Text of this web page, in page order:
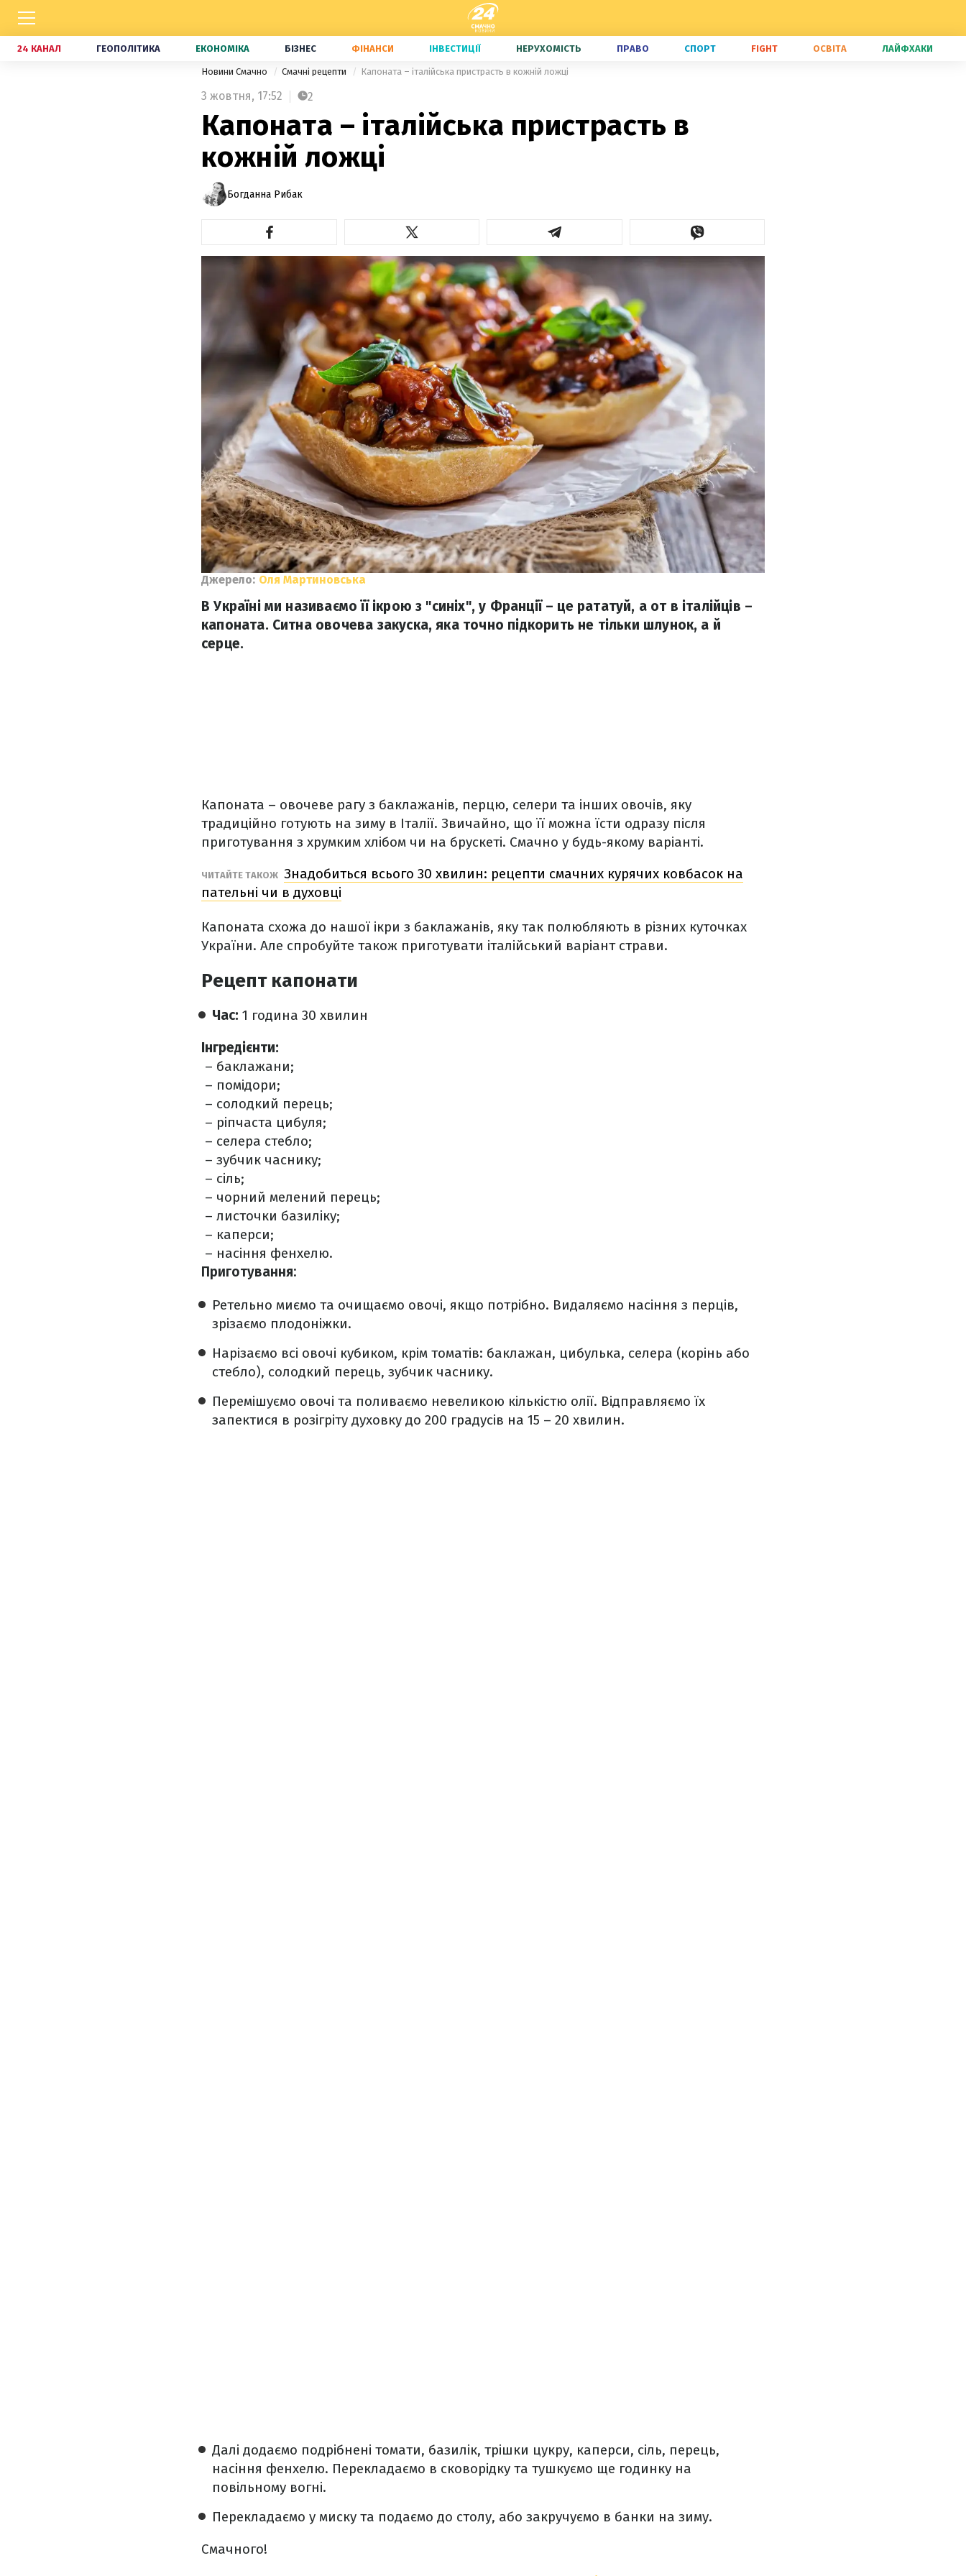
24 КАНАЛ ГЕОПОЛІТИКА ЕКОНОМІКА БІЗНЕС ФІНАНСИ ІНВЕСТИЦІЇ НЕРУХОМІСТЬ ПРАВО СПОРТ FIGHT ОСВІТА ЛАЙФХАКИ
Новини Смачно Смачні рецепти Капоната – італійська пристрасть в кожній ложці
3 жовтня, 17:52 2
Капоната – італійська пристрасть в
кожній ложці
Богданна Рибак
Джерело: Оля Мартиновська
В Україні ми називаємо її ікрою з "синіх", у Франції – це рататуй, а от в італійців –
капоната. Ситна овочева закуска, яка точно підкорить не тільки шлунок, а й
серце.
Капоната – овочеве рагу з баклажанів, перцю, селери та інших овочів, яку
традиційно готують на зиму в Італії. Звичайно, що її можна їсти одразу після
приготування з хрумким хлібом чи на брускеті. Смачно у будь-якому варіанті.
ЧИТАЙТЕ ТАКОЖ Знадобиться всього 30 хвилин: рецепти смачних курячих ковбасок на
пательні чи в духовці
Капоната схожа до нашої ікри з баклажанів, яку так полюбляють в різних куточках
України. Але спробуйте також приготувати італійський варіант страви.
Рецепт капонати
Час: 1 година 30 хвилин
Інгредієнти:
– баклажани;
– помідори;
– солодкий перець;
– ріпчаста цибуля;
– селера стебло;
– зубчик часнику;
– сіль;
– чорний мелений перець;
– листочки базиліку;
– каперси;
– насіння фенхелю.
Приготування:
Ретельно миємо та очищаємо овочі, якщо потрібно. Видаляємо насіння з перців,
зрізаємо плодоніжки.
Нарізаємо всі овочі кубиком, крім томатів: баклажан, цибулька, селера (корінь або
стебло), солодкий перець, зубчик часнику.
Перемішуємо овочі та поливаємо невеликою кількістю олії. Відправляємо їх
запектися в розігріту духовку до 200 градусів на 15 – 20 хвилин.
Далі додаємо подрібнені томати, базилік, трішки цукру, каперси, сіль, перець,
насіння фенхелю. Перекладаємо в сковорідку та тушкуємо ще годинку на
повільному вогні.
Перекладаємо у миску та подаємо до столу, або закручуємо в банки на зиму.
Смачного!